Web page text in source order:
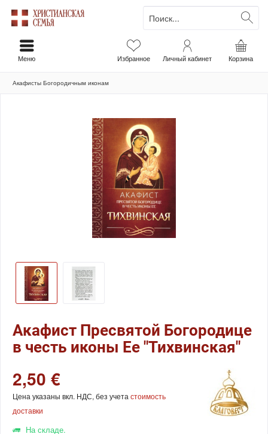
Корзина
Избранное Личный кабинет
Меню
Акафисты Богородичным иконам
Акафист Пресвятой Богородице
в честь иконы Ее "Тихвинская"
2,50 €
Цена указаны вкл. НДС, без учета стоимость
доставки
На складе.